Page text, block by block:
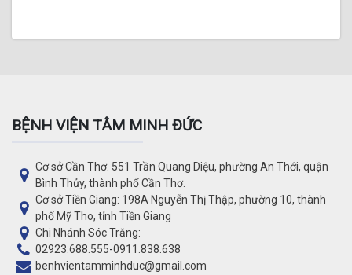
BỆNH VIỆN TÂM MINH ĐỨC
Cơ sở Cần Thơ: 551 Trần Quang Diệu, phường An Thới, quận
Bình Thủy, thành phố Cần Thơ.
Cơ sở Tiền Giang: 198A Nguyễn Thị Thập, phường 10, thành
phố Mỹ Tho, tỉnh Tiền Giang
Chi Nhánh Sóc Trăng:
02923.688.555-0911.838.638
benhvientamminhduc@gmail.com